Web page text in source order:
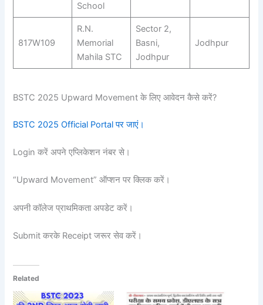
School
817W109
R.N.
Memorial
Mahila STC
Sector 2,
Basni,
Jodhpur
Jodhpur
BSTC 2025 Upward Movement के लिए आवेदन कैसे करें?
BSTC 2025 Official Portal पर जाएं।
Login करें अपने एप्लिकेशन नंबर से।
“Upward Movement” ऑप्शन पर क्लिक करें।
अपनी कॉलेज प्राथमिकता अपडेट करें।
Submit करके Receipt जरूर सेव करें।
Related